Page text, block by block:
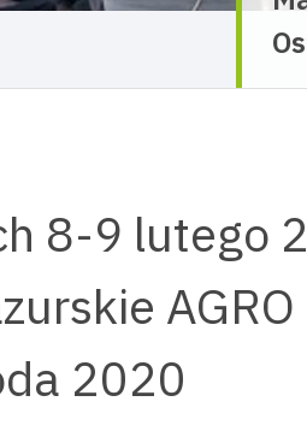
8-9 lutego
AGRO
2020